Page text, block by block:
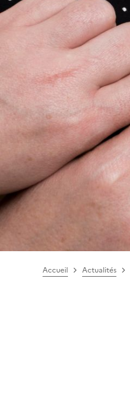
Accueil Actualités